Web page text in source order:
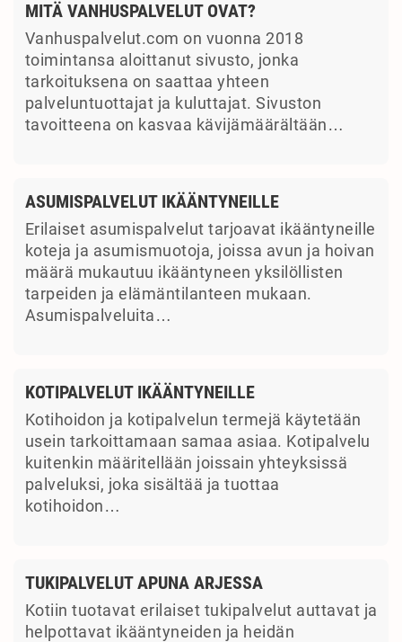
MITÄ VANHUSPALVELUT OVAT?
Vanhuspalvelut.com on vuonna 2018
toimintansa aloittanut sivusto, jonka
tarkoituksena on saattaa yhteen
palveluntuottajat ja kuluttajat. Sivuston
tavoitteena on kasvaa kävijämäärältään…
ASUMISPALVELUT IKÄÄNTYNEILLE
Erilaiset asumispalvelut tarjoavat ikääntyneille
koteja ja asumismuotoja, joissa avun ja hoivan
määrä mukautuu ikääntyneen yksilöllisten
tarpeiden ja elämäntilanteen mukaan.
Asumispalveluita…
KOTIPALVELUT IKÄÄNTYNEILLE
Kotihoidon ja kotipalvelun termejä käytetään
usein tarkoittamaan samaa asiaa. Kotipalvelu
kuitenkin määritellään joissain yhteyksissä
palveluksi, joka sisältää ja tuottaa
kotihoidon…
TUKIPALVELUT APUNA ARJESSA
Kotiin tuotavat erilaiset tukipalvelut auttavat ja
helpottavat ikääntyneiden ja heidän